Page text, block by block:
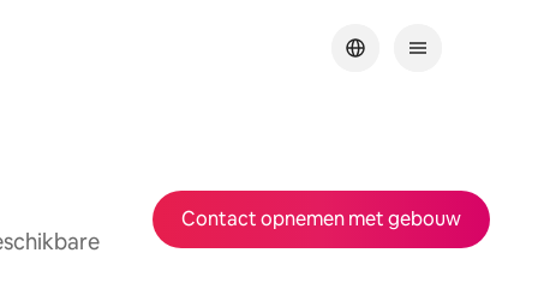
Contact opnemen met gebouw